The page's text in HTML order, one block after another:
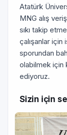
Atatürk
MNG alış
sıkı takip
çalışanlar için
sporundan
olabilmek için
ediyoruz.
Sizin için